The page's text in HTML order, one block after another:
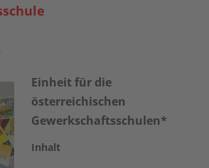
Einheit für die
österreichischen
Gewerkschaftsschulen*
Inhalt